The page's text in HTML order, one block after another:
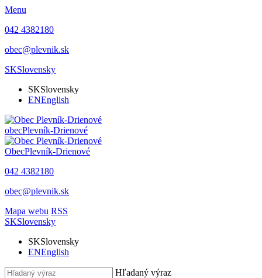
Menu
042 4382180
obec@plevnik.sk
SKSlovensky
SKSlovensky
ENEnglish
obecPlevník-Drienové
ObecPlevník-Drienové
042 4382180
obec@plevnik.sk
Mapa webu RSS
SKSlovensky
SKSlovensky
ENEnglish
Hľadaný výraz